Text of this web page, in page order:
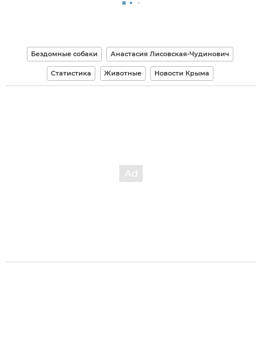
Бездомные собаки Анастасия Лисовская-Чудинович
Статистика Животные Новости Крыма